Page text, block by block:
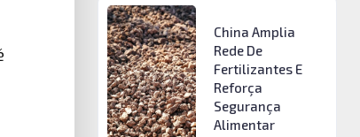
China Amplia
Rede De
Fertilizantes E
Reforça
Segurança
Alimentar